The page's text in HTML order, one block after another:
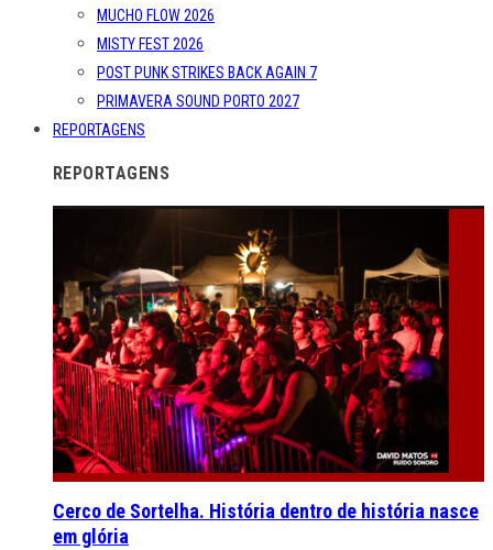
MUCHO FLOW 2026
MISTY FEST 2026
POST PUNK STRIKES BACK AGAIN 7
PRIMAVERA SOUND PORTO 2027
REPORTAGENS
REPORTAGENS
Cerco de Sortelha. História dentro de história nasce
em glória